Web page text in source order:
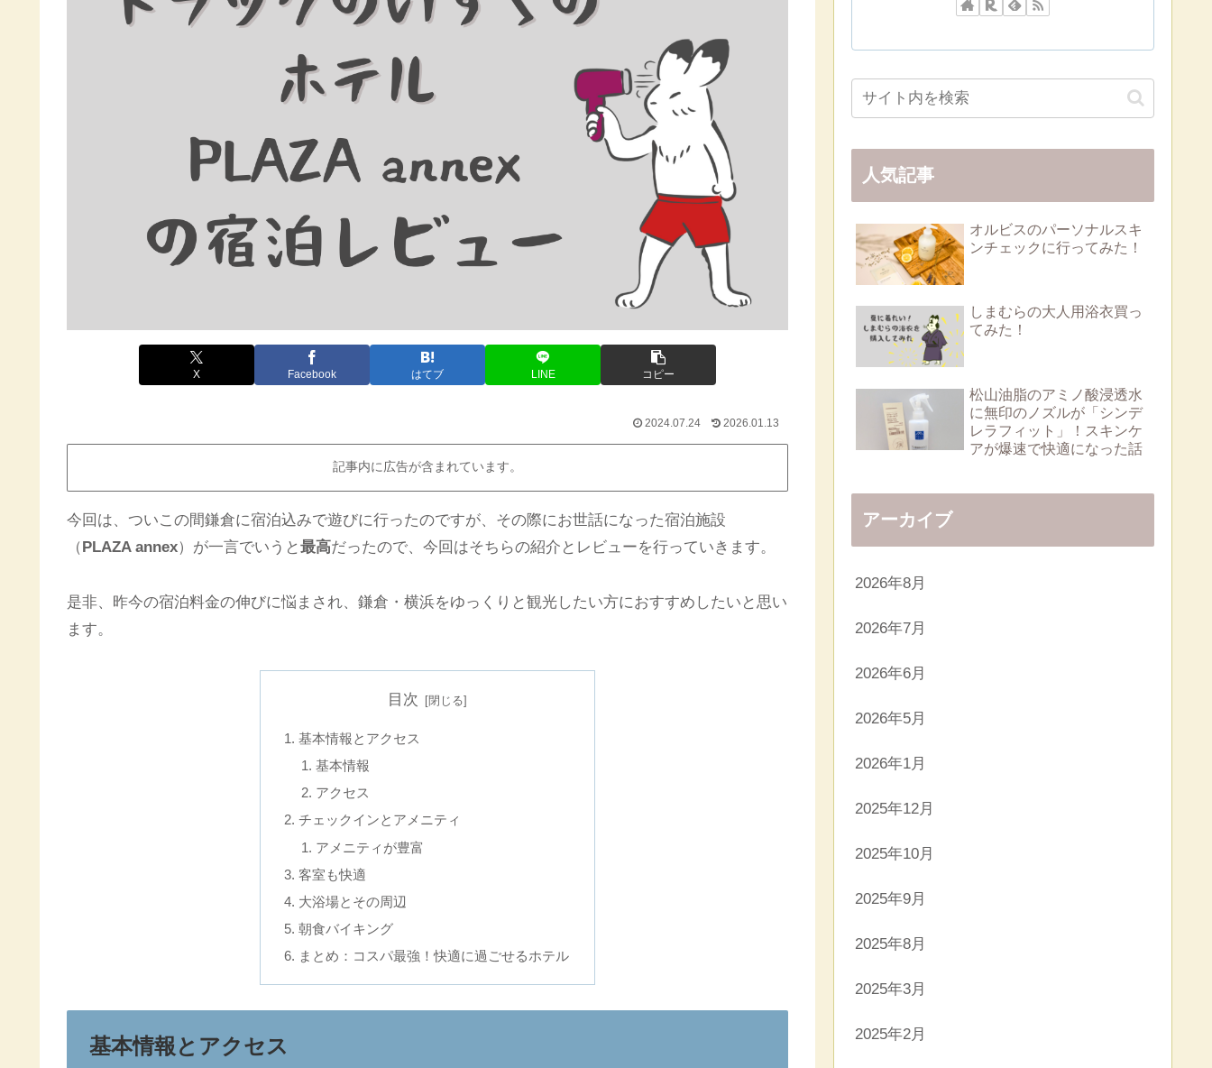
X Facebook はてブ LINE コピー
2024.07.24 2026.01.13
記事内に広告が含まれています。
今回は、ついこの間鎌倉に宿泊込みで遊びに行ったのですが、その際にお世話になった宿泊施設
（PLAZA annex）が一言でいうと 最高だったので、今回はそちらの紹介とレビューを行っていきます。
是非、昨今の宿泊料金の伸びに悩まされ、鎌倉・横浜をゆっくりと観光したい方におすすめしたいと思い
ます。
目次
基本情報とアクセス
基本情報
アクセス
チェックインとアメニティ
アメニティが豊富
客室も快適
大浴場とその周辺
朝食バイキング
まとめ：コスパ最強！快適に過ごせるホテル
基本情報とアクセス
人気記事
オルビスのパーソナルスキ
ンチェックに行ってみた！
しまむらの大人用浴衣買っ
てみた！
松山油脂のアミノ酸浸透水
に無印のノズルが「シンデ
レラフィット」！スキンケ
アが爆速で快適になった話
アーカイブ
2026年8月
2026年7月
2026年6月
2026年5月
2026年1月
2025年12月
2025年10月
2025年9月
2025年8月
2025年3月
2025年2月